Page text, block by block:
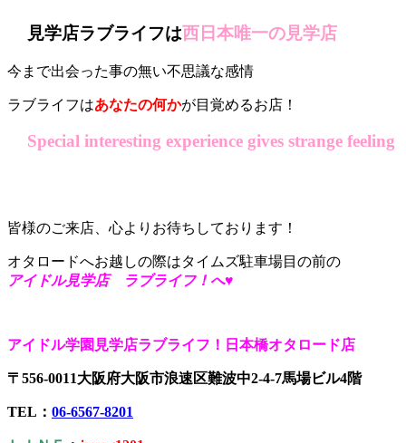
見学店ラブライフは西日本唯一の見学店
今まで出会った事の無い不思議な感情
ラブライフはあなたの何かが目覚めるお店！
Special interesting experience gives strange feeling
皆様のご来店、心よりお待ちしております！
オタロードへお越しの際はタイムズ駐車場目の前の
アイドル見学店 ラブライフ！へ♥
アイドル学園見学店ラブライフ！日本橋オタロード店
〒556-0011大阪府大阪市浪速区難波中2-4-7馬場ビル4階
TEL： 06-6567-8201